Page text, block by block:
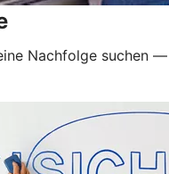
Nachfolge suchen —